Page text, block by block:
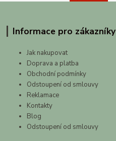
Informace pro zákazníky
Jak nakupovat
Doprava a platba
Obchodní podmínky
Odstoupení od smlouvy
Reklamace
Kontakty
Blog
Odstoupení od smlouvy